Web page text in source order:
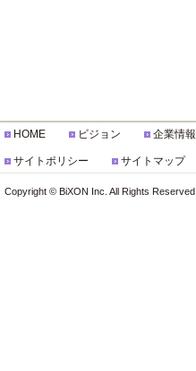
HOME ビジョン 企業情報
サイトポリシー サイトマップ
Copyright © BiXON Inc. All Rights Reserved.